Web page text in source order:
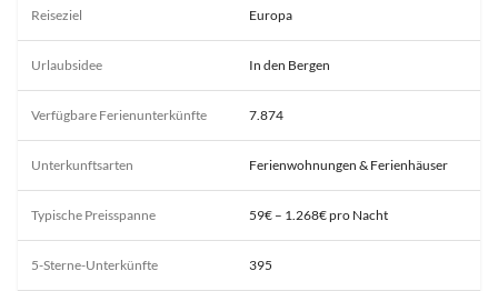
Reiseziel Europa
Urlaubsidee In den Bergen
Verfügbare Ferienunterkünfte 7.874
Unterkunftsarten Ferienwohnungen & Ferienhäuser
Typische Preisspanne 59€ – 1.268€ pro Nacht
5-Sterne-Unterkünfte 395